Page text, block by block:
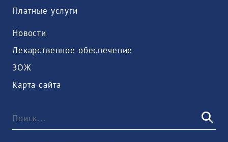
Платные услуги
Новости
Лекарственное обеспечение
ЗОЖ
Карта сайта